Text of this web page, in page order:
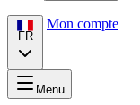
FR
Mon compte
Menu